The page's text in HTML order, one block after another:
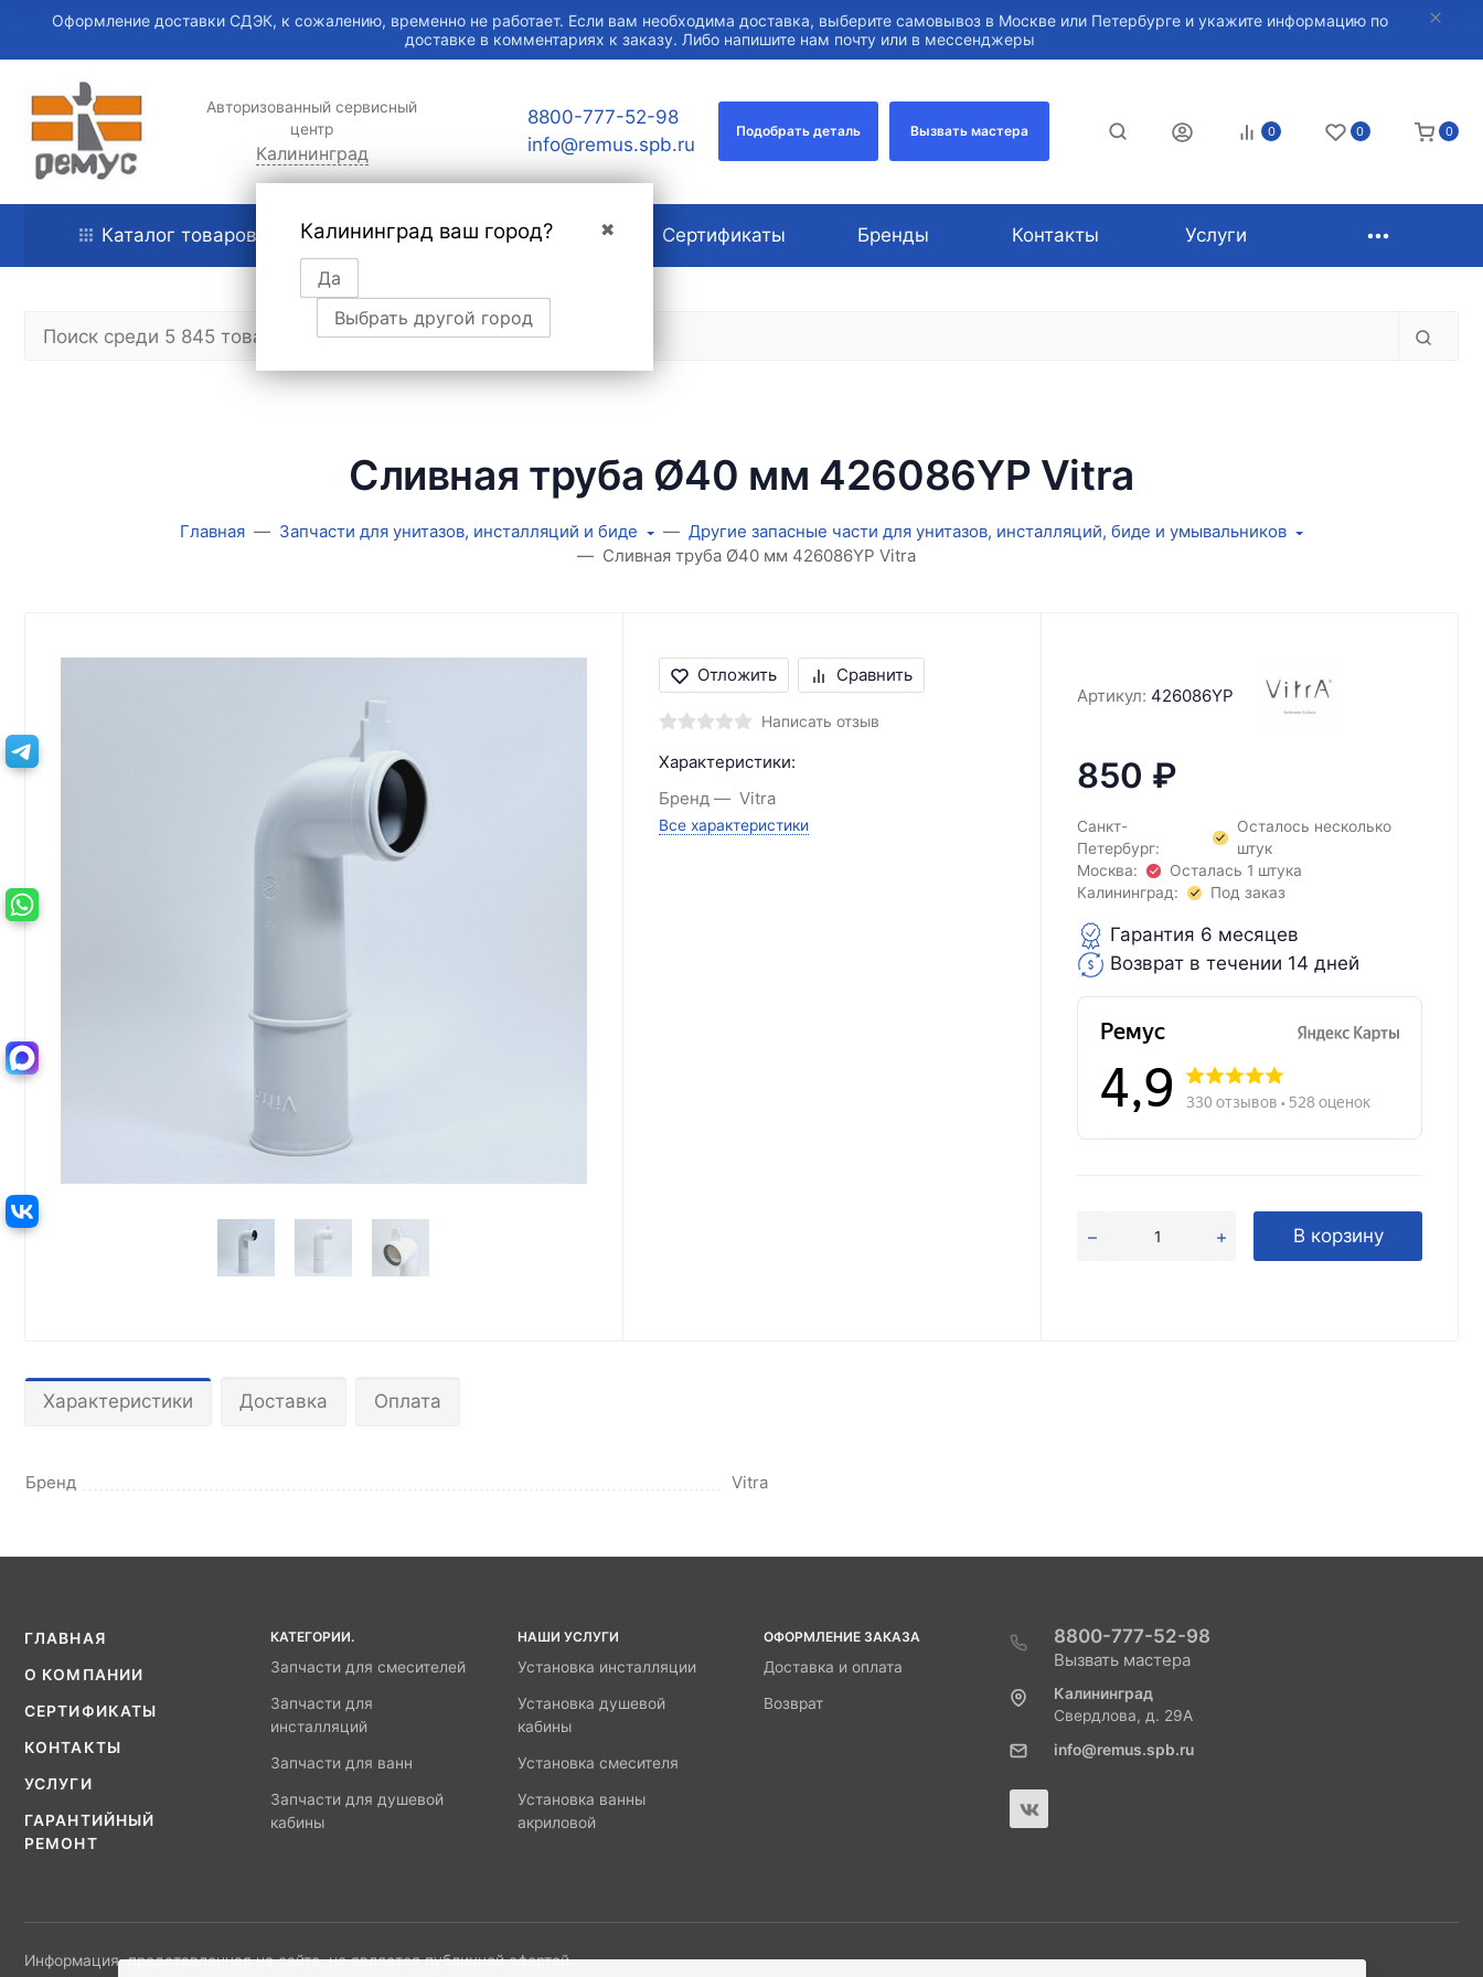
Оформление доставки СДЭК, к сожалению, временно не работает. Если вам необходима доставка, выберите самовывоз в Москве или Петербурге и укажите информацию по
доставке в комментариях к заказу. Либо напишите нам почту или в мессенджеры
Авторизованный сервисный
центр
Калининград
✖
Калининград ваш город?
Да
Выбрать другой город
8800-777-52-98
info@remus.spb.ru
Подобрать деталь Вызвать мастера 0 0 0
Каталог товаров Главная О компании Сертификаты Бренды Контакты Услуги
Сливная труба Ø40 мм 426086YP Vitra
Главная Запчасти для унитазов, инсталляций и биде
Другие запасные части для унитазов, инсталляций, биде и умывальников
Сливная труба Ø40 мм 426086YP Vitra
Отложить Сравнить
Написать отзыв
Характеристики:
Бренд
Vitra
Все характеристики
Артикул: 426086YP
850 ₽
Санкт-
Петербург:
Осталось несколько
штук
Москва:
Осталась 1 штука
Калининград:
Под заказ
Гарантия 6 месяцев
Возврат в течении 14 дней
В корзину
Характеристики Доставка Оплата
Бренд Vitra
ГЛАВНАЯ
О КОМПАНИИ
СЕРТИФИКАТЫ
КОНТАКТЫ
УСЛУГИ
ГАРАНТИЙНЫЙ
РЕМОНТ
КАТЕГОРИИ.
Запчасти для смесителей
Запчасти для
инсталляций
Запчасти для ванн
Запчасти для душевой
кабины
НАШИ УСЛУГИ
Установка инсталляции
Установка душевой
кабины
Установка смесителя
Установка ванны
акриловой
ОФОРМЛЕНИЕ ЗАКАЗА
Доставка и оплата
Возврат
8800-777-52-98
Вызвать мастера
Калининград
Свердлова, д. 29А
info@remus.spb.ru
Информация, представленная на сайте, не является публичной офертой.